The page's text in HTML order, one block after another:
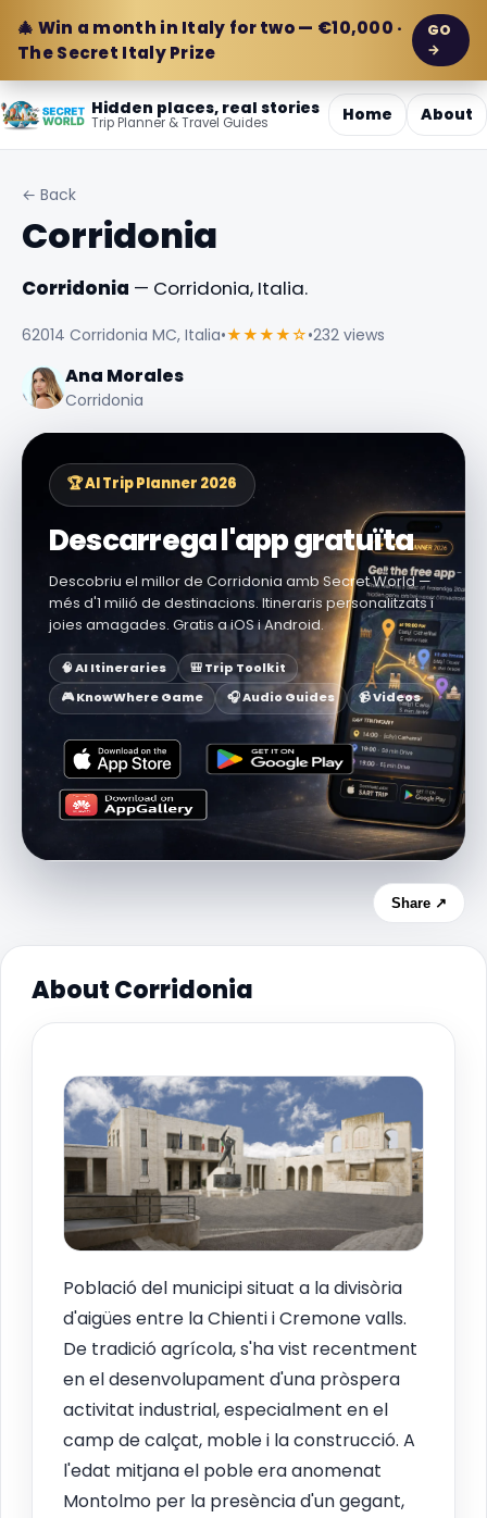
🎄 Win a month in Italy for two — €10,000 ·
The Secret Italy Prize
GO
→
Hidden places, real stories
Trip Planner & Travel Guides Home About
← Back
Corridonia
Corridonia — Corridonia, Italia.
62014 Corridonia MC, Italia•★★★★☆•232 views
Ana Morales
Corridonia
🏆 AI Trip Planner 2026
Descarrega l'app gratuïta
Descobriu el millor de Corridonia amb Secret World —
més d'1 milió de destinacions. Itineraris personalitzats i
joies amagades. Gratis a iOS i Android.
🧠 AI Itineraries
🎒 Trip Toolkit
🎮 KnowWhere Game
🎧 Audio Guides 📹 Videos
Share ↗
About Corridonia
Població del municipi situat a la divisòria
d'aigües entre la Chienti i Cremone valls.
De tradició agrícola, s'ha vist recentment
en el desenvolupament d'una pròspera
activitat industrial, especialment en el
camp de calçat, moble i la construcció. A
l'edat mitjana el poble era anomenat
Montolmo per la presència d'un gegant,